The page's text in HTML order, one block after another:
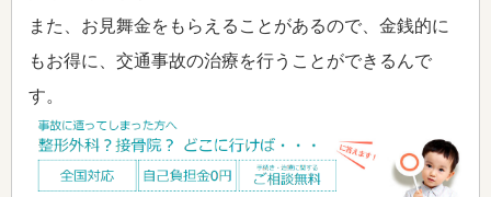
また、お見舞金をもらえることがあるので、金銭的に
もお得に、交通事故の治療を行うことができるんで
す。